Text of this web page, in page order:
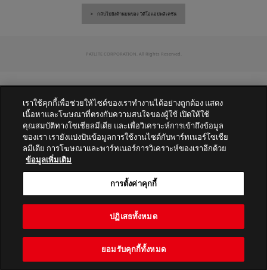
กลับไปยังด้านบนของ วิดีโอแอปพลิเคชัน
PATLITE CORPORATION. All Rights Reserved.
เราใช้คุกกี้เพื่อช่วยให้ไซต์ของเราทำงานได้อย่างถูกต้อง แสดง
เนื้อหาและโฆษณาที่ตรงกับความสนใจของผู้ใช้ เปิดให้ใช้
คุณสมบัติทางโซเชียลมีเดีย และเพื่อวิเคราะห์การเข้าถึงข้อมูล
ของเรา เรายังแบ่งปันข้อมูลการใช้งานไซต์กับพาร์ทเนอร์โซเชีย
ลมีเดีย การโฆษณาและพาร์ทเนอร์การวิเคราะห์ของเราอีกด้วย
ข้อมูลเพิ่มเติม
การตั้งค่าคุกกี้
ปฏิเสธทั้งหมด
ยอมรับคุกกี้ทั้งหมด